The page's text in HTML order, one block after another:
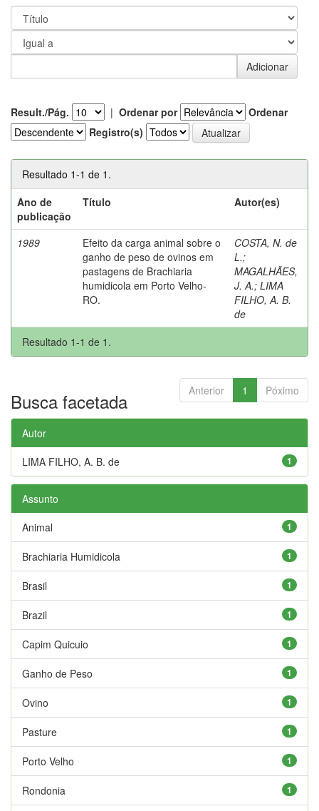
Result./Pág. | Ordenar por
Ordenar
Registro(s)
Resultado 1-1 de 1.
Ano de
publicação
Título Autor(es)
1989
Efeito da carga animal sobre o
ganho de peso de ovinos em
pastagens de Brachiaria
humidicola em Porto Velho-
RO.
COSTA, N. de
L.;
MAGALHÃES,
J. A.; LIMA
FILHO, A. B.
de
Resultado 1-1 de 1.
Anterior 1 Póximo
Busca facetada
Autor
1
LIMA FILHO, A. B. de
Assunto
1
Animal
1
Brachiaria Humidicola
1
Brasil
1
Brazil
1
Capim Quicuio
1
Ganho de Peso
1
Ovino
1
Pasture
1
Porto Velho
1
Rondonia